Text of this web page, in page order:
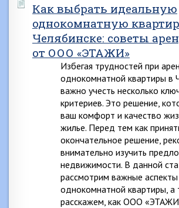
Как выбрать идеальную
однокомнатную
Челябинске: советы
от ООО «ЭТАЖИ»
Избегая трудностей при
однокомнатной квартиры в
важно учесть несколько
критериев. Это решение,
ваш комфорт и качество
жилье. Перед тем как
окончательное решение,
внимательно изучить
недвижимости. В данной
рассмотрим важные
однокомнатной квартиры, а
расскажем, как ООО